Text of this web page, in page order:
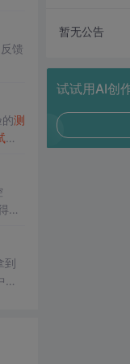
馈
测
工
不
的
暂无公告
试试用AI创